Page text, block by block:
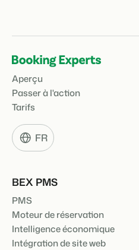
Aperçu
Passer à l'action
Tarifs
FR
BEX PMS
PMS
Moteur de réservation
Intelligence économique
Intégration de site web